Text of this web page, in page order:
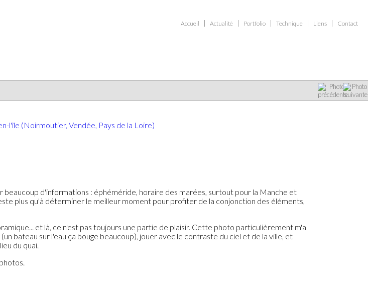
Accueil Actualité Portfolio Technique Liens Contact
beaucoup d'informations : éphéméride, horaire des marées, surtout pour la Manche et
plus qu'à déterminer le meilleur moment pour profiter de la conjonction des éléments,
et là, ce n'est pas toujours une partie de plaisir. Cette photo particulièrement m'a
bateau sur l'eau ça bouge beaucoup), jouer avec le contraste du ciel et de la ville, et
du quai.